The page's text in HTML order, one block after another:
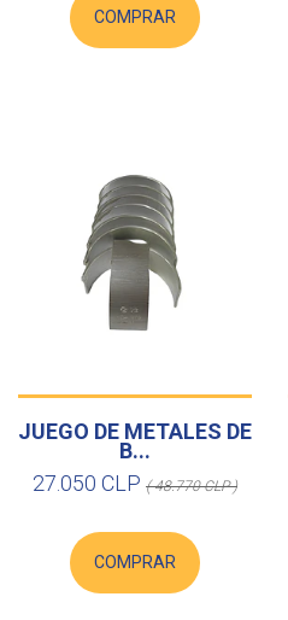
COMPRAR
JUEGO DE METALES DE
B...
27.050 CLP ( 48.770 CLP )
COMPRAR